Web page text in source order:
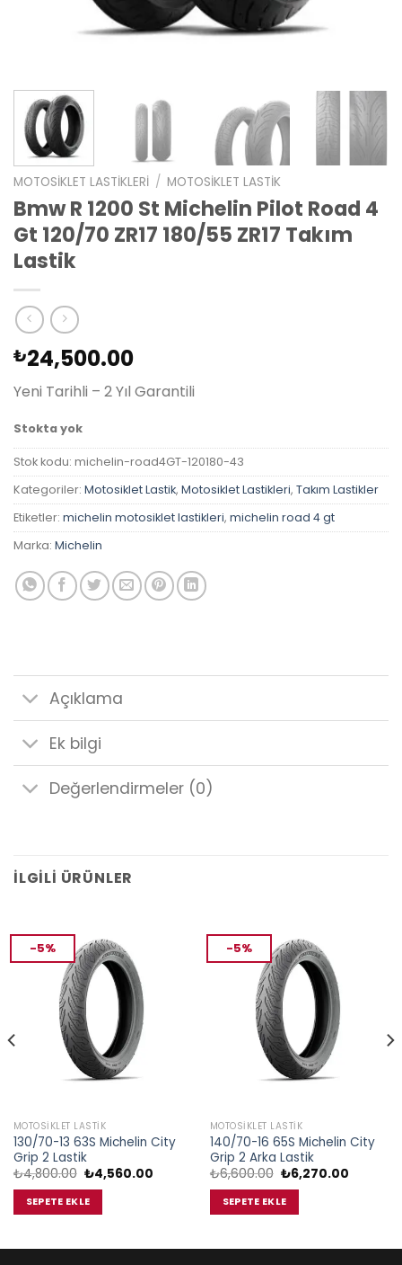
MOTOSIKLET LASTIKLERI / MOTOSIKLET LASTIK
Bmw R 1200 St Michelin Pilot Road 4
Gt 120/70 ZR17 180/55 ZR17 Takım
Lastik
₺24,500.00
Yeni Tarihli – 2 Yıl Garantili
Stokta yok
Stok kodu: michelin-road4GT-120180-43
Kategoriler: Motosiklet Lastik, Motosiklet Lastikleri, Takım Lastikler
Etiketler: michelin motosiklet lastikleri, michelin road 4 gt
Marka: Michelin
Açıklama
Ek bilgi
Değerlendirmeler (0)
İLGILI ÜRÜNLER
-5%
MOTOSIKLET LASTIK
130/70-13 63S Michelin City
Grip 2 Lastik
₺4,800.00 Orijinal
fiyat:
₺4,800.00.
₺4,560.00Şu
SEPETE EKLE
-5%
MOTOSIKLET LASTIK
140/70-16 65S Michelin City
Grip 2 Arka Lastik
₺6,600.00 Orijinal
fiyat:
₺6,600.00.
₺6,270.00Şu
SEPETE EKLE